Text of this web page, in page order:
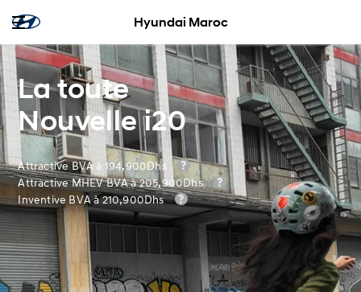
Hyundai Maroc
La toute
Nouvelle i20
Attractive BVA à 194,900Dhs
Attractive MHEV BVA à 205,900Dhs
Inventive BVA à 210,900Dhs